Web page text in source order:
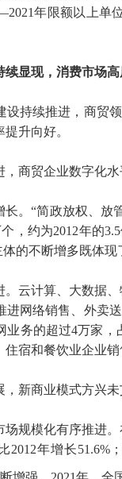
年限额以上单
续显现，消费市场
设持续推进，商贸
升向好。
，商贸企业数字化
。“简政放权、放
，约为2012年的
的不断增多既体
云计算、大数据
网络销售、外卖
务的超过4万家
宿和餐饮业企业
，新商业模式方兴
规模化有序推进
2012年增长51.6%